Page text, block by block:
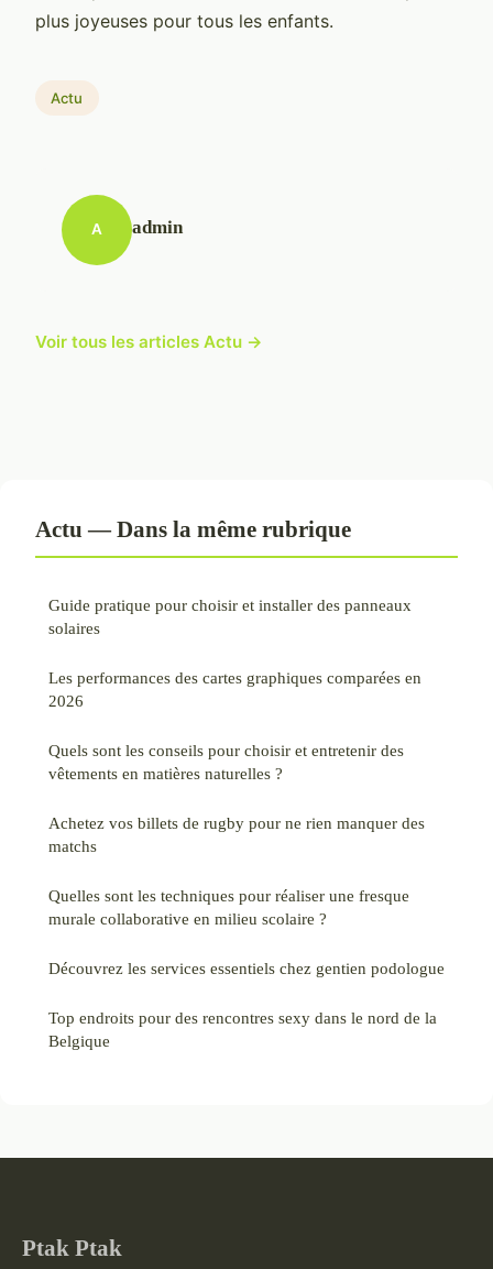
plus joyeuses pour tous les enfants.
Actu
A admin
Voir tous les articles Actu →
Actu — Dans la même rubrique
Guide pratique pour choisir et installer des panneaux
solaires
Les performances des cartes graphiques comparées en
2026
Quels sont les conseils pour choisir et entretenir des
vêtements en matières naturelles ?
Achetez vos billets de rugby pour ne rien manquer des
matchs
Quelles sont les techniques pour réaliser une fresque
murale collaborative en milieu scolaire ?
Découvrez les services essentiels chez gentien podologue
Top endroits pour des rencontres sexy dans le nord de la
Belgique
Ptak Ptak